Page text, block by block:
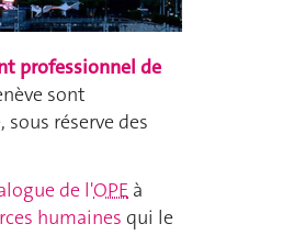
professionnel de
sont
réserve des
de l'OPE à
humaines qui le